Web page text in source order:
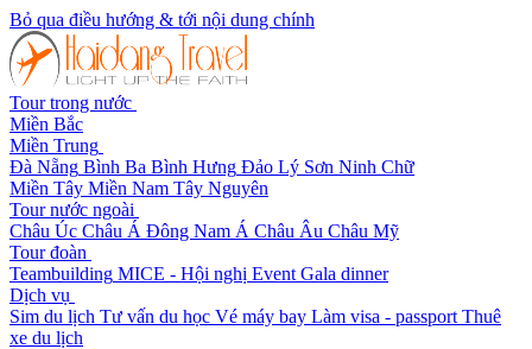
Bỏ qua điều hướng & tới nội dung chính
Tour trong nước
Miền Bắc
Miền Trung
Đà Nẵng Bình Ba Bình Hưng Đảo Lý Sơn Ninh Chữ
Miền Tây Miền Nam Tây Nguyên
Tour nước ngoài
Châu Úc Châu Á Đông Nam Á Châu Âu Châu Mỹ
Tour đoàn
Teambuilding MICE - Hội nghị Event Gala dinner
Dịch vụ
Sim du lịch Tư vấn du học Vé máy bay Làm visa - passport Thuê
xe du lịch